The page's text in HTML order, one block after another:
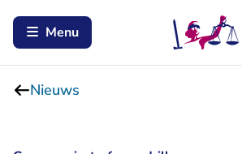
Menu
Nieuws